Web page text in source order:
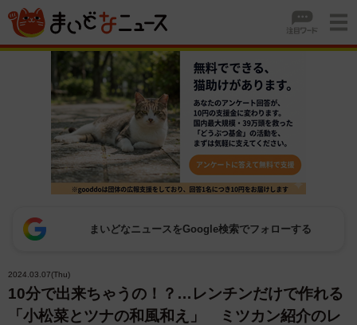
まいどなニュースをGoogle検索でフォローする
2024.03.07(Thu)
10分で出来ちゃうの！？…レンチンだけで作れる
「小松菜とツナの和風和え」 ミツカン紹介のレ